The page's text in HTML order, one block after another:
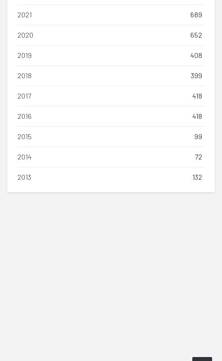
2021 689
2020 652
2019 408
2018 399
2017 418
2016 418
2015 99
2014 72
2013 132